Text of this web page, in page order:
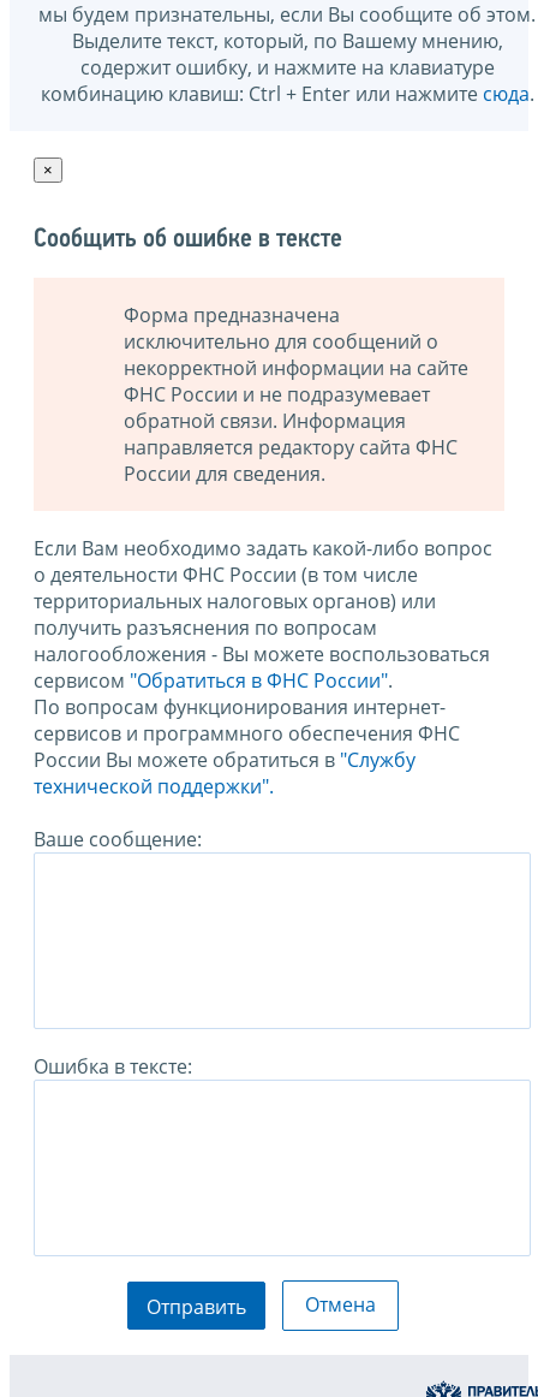
мы будем признательны, если Вы сообщите об этом.
Выделите текст, который, по Вашему мнению,
содержит ошибку, и нажмите на клавиатуре
комбинацию клавиш: Ctrl + Enter или нажмите сюда.
×
Сообщить об ошибке в тексте
Форма предназначена
исключительно для сообщений о
некорректной информации на сайте
ФНС России и не подразумевает
обратной связи. Информация
направляется редактору сайта ФНС
России для сведения.
Если Вам необходимо задать какой-либо вопрос
о деятельности ФНС России (в том числе
территориальных налоговых органов) или
получить разъяснения по вопросам
налогообложения - Вы можете воспользоваться
сервисом "Обратиться в ФНС России".
По вопросам функционирования интернет-
сервисов и программного обеспечения ФНС
России Вы можете обратиться в "Службу
технической поддержки".
Ваше сообщение:
Ошибка в тексте:
Отправить Отмена